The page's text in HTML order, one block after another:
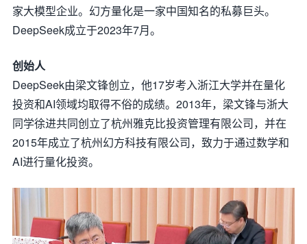
家大模型企业。幻方量化是一家中国知名的私募巨头。
DeepSeek成立于2023年7月。
创始人
DeepSeek由梁文锋创立，他17岁考入浙江大学并在量化
投资和AI领域均取得不俗的成绩。2013年，梁文锋与浙大
同学徐进共同创立了杭州雅克比投资管理有限公司，并在
2015年成立了杭州幻方科技有限公司，致力于通过数学和
AI进行量化投资。